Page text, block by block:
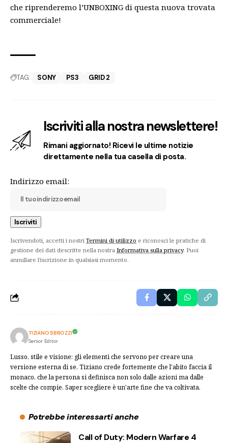
che riprenderemo l’UNBOXING di questa nuova trovata
commerciale!
TAG: SONY PS3 GRID 2
Iscriviti alla nostra newslettere!
Rimani aggiornato! Ricevi le ultime notizie
direttamente nella tua casella di posta.
Indirizzo email:
Iscrivendoti, accetti i nostri Termini di utilizzo e riconosci le pratiche di
gestione dei dati descritte nella nostra Informativa sulla privacy. Puoi
annullare l'iscrizione in qualsiasi momento.
TIZIANO SBROZZI
Senior Editor
Lusso, stile e visione: gli elementi che servono per creare una
versione esterna di se. Tiziano crede fortemente che l'abito faccia il
monaco, che la persona si definisca non solo dalle azioni ma dalle
scelte che compie. Saper scegliere è un'arte fine che va coltivata.
Potrebbe interessarti anche
Call of Duty: Modern Warfare 4